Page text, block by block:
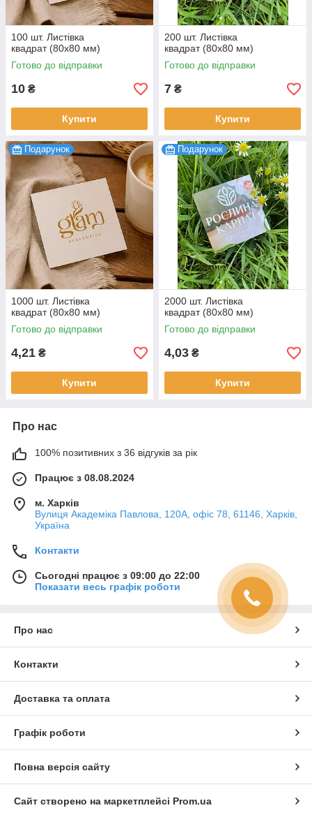
100 шт. Листівка
квадрат (80х80 мм)
Готово до відправки
10 ₴
Купити
200 шт. Листівка
квадрат (80х80 мм)
Готово до відправки
7 ₴
Купити
Подарунок
1000 шт. Листівка
квадрат (80х80 мм)
Готово до відправки
4,21 ₴
Купити
Подарунок
2000 шт. Листівка
квадрат (80х80 мм)
Готово до відправки
4,03 ₴
Купити
Про нас
100% позитивних з 36 відгуків за рік
Працює з 08.08.2024
м. Харків
Вулиця Академіка Павлова, 120А, офіс 78, 61146, Харків,
Україна
Контакти
Сьогодні працює з 09:00 до 22:00
Показати весь графік роботи
Про нас
Контакти
Доставка та оплата
Графік роботи
Повна версія сайту
Сайт створено на маркетплейсі Prom.ua